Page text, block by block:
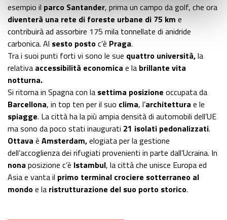
esempio il parco Santander, prima un campo da golf, che ora
diventerà una rete di foreste urbane di 75 km e
contribuirà ad assorbire 175 mila tonnellate di anidride
carbonica. Al sesto postoc’è Praga.
Tra i suoi punti forti vi sono le sue quattro università,la
relativa accessibilità economica e la brillante vita
notturna.
Si ritorna in Spagna con la settima posizione occupata da
Barcellona, in top ten per il suo clima, l’architettura e le
spiagge. La città ha la più ampia densità di automobili dell’UE
ma sono da poco stati inaugurati 21 isolati pedonalizzati.
Ottava è Amsterdam,elogiata per la gestione
dell’accoglienza dei rifugiati provenienti in parte dall’Ucraina. In
nona posizione c’è Istambul, la città che unisce Europa ed
Asia e vanta il primo terminal crociere sotterraneo al
mondoe la ristrutturazione del suo porto storico.